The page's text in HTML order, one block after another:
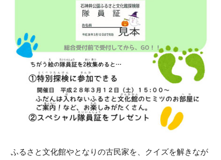
ふるさと文化館やとなりの古民家を、クイズを解きなが